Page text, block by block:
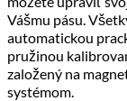
Vášmu pásu.
automatickou
pružinou
založený na
systémom.